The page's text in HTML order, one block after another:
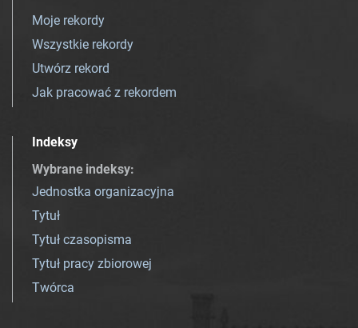
Moje rekordy
Wszystkie rekordy
Utwórz rekord
Jak pracować z rekordem
Indeksy
Wybrane indeksy:
Jednostka organizacyjna
Tytuł
Tytuł czasopisma
Tytuł pracy zbiorowej
Twórca